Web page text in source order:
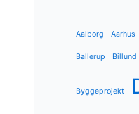
Aalborg Aarhus
Ballerup Billund
Byggeprojekt